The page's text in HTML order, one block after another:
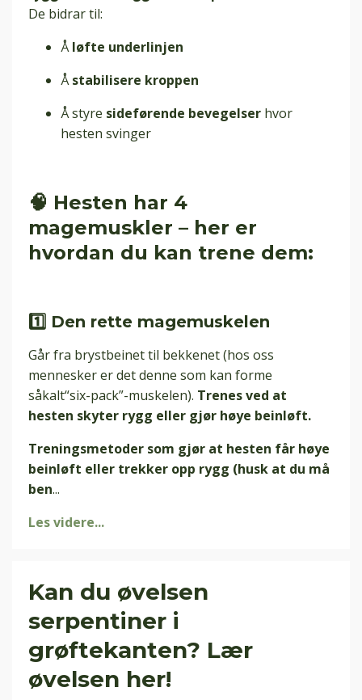
De bidrar til:
Åløfte underlinjen
Åstabilisere kroppen
Å styre sideførende bevegelser hvor
hesten svinger
🧠 Hesten har 4
magemuskler – her er
hvordan du kan trene dem:
1️⃣ Den rette magemuskelen
Går fra brystbeinet til bekkenet (hos oss
mennesker er detdenne som kan forme
såkalt“six-pack”-muskelen). Trenes ved at
hesten skyter rygg eller gjør høye beinløft.
Treningsmetoder som gjør at hesten får høye
beinløft eller trekker opp rygg (husk at du må
ben...
Les videre...
Kan du øvelsen
serpentiner i
grøftekanten? Lær
øvelsen her!